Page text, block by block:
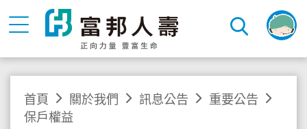
首頁 關於我們 訊息公告
重要公告
保戶權益